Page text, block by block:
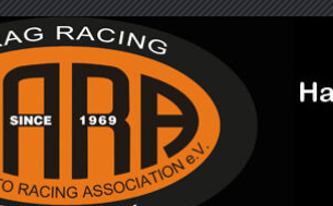
Auto Racing
der 1/4 Meile